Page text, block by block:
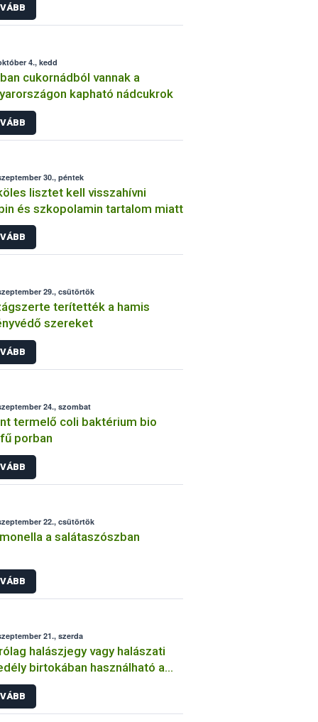
4., kedd
cukornádból vannak a
kapható nádcukrok
30., péntek
lisztet kell visszahívni
és szkopolamin tartalom miatt
29., csütörtök
terítették a hamis
szereket
24., szombat
termelő coli baktérium bio
porban
22., csütörtök
a salátaszószban
21., szerda
halászjegy vagy halászati
birtokában használható a
varsa